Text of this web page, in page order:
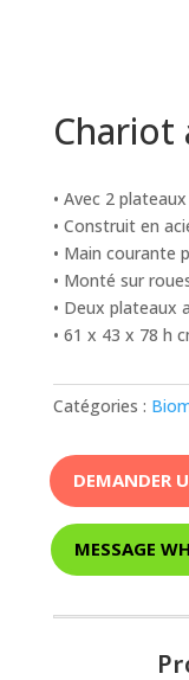
Chariot
• Avec 2
• Construit en
• Main courante
• Monté sur
• Deux plateaux
• 61 x 43 x 78 h
Catégories :
DEMANDER
MESSAGE